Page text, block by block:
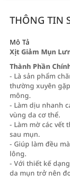
THÔNG TIN
Mô Tả
Xịt Giảm Mụn
Thành Phần
- Là sản phẩm
thường xuyên
mông.
- Làm dịu nhanh
vùng da cơ thể.
- Làm mờ các vết
sau mụn.
- Giúp làm đều
lông.
- Với thiết kế
da mụn trở nên